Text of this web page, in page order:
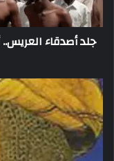
جلد أصدقاء